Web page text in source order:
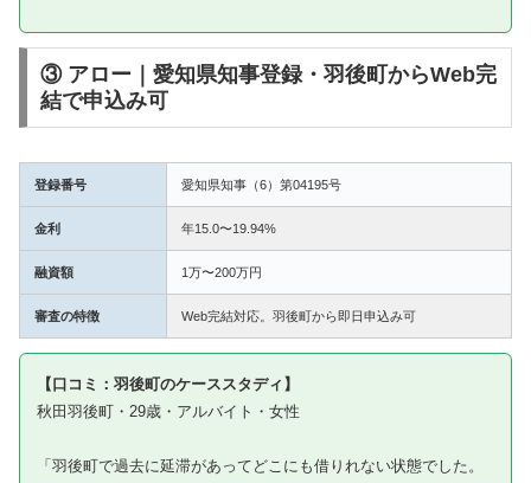
③ アロー｜愛知県知事登録・羽後町からWeb完
結で申込み可
登録番号 愛知県知事（6）第04195号
金利 年15.0〜19.94%
融資額 1万〜200万円
審査の特徴 Web完結対応。羽後町から即日申込み可
【口コミ：羽後町のケーススタディ】
秋田羽後町・29歳・アルバイト・女性
「羽後町で過去に延滞があってどこにも借りれない状態でした。